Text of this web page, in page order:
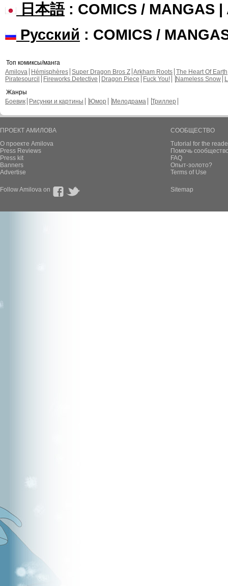
日本語: COMICS / MANGAS |
Русский : COMICS /
Топ комиксы/манга
Amilova
Hémisphères Super Dragon Bros Z Arkham Roots The Heart Of Earth
Piratesourcil
Fireworks Detective Dragon Piece Fuck You! Nameless Snow
Жанры
Боевик
Рисунки и картины Юмор Мелодрама Триллер
ПРОЕКТ АМИЛОВА
О проекте Amilova
Press Reviews
Press kit
Banners
Advertise
СООБЩЕСТВО
Tutorial for the
Помочь
FAQ
Опыт-золото?
Terms of Use
Follow Amilova on Sitemap